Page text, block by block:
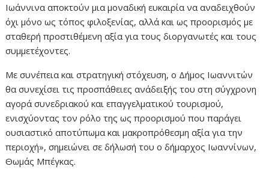
Ιωάννινα αποκτούν μια μοναδική ευκαιρία να αναδειχθούν
όχι μόνο ως τόπος φιλοξενίας, αλλά και ως προορισμός με
σταθερή προστιθέμενη αξία για τους διοργανωτές και τους
συμμετέχοντες.
Με συνέπεια και στρατηγική στόχευση, ο Δήμος Ιωαννιτών
θα συνεχίσει τις προσπάθειες ανάδειξής του στη σύγχρονη
αγορά συνεδριακού και επαγγελματικού τουρισμού,
ενισχύοντας τον ρόλο της ως προορισμού που παράγει
ουσιαστικό αποτύπωμα και μακροπρόθεσμη αξία για την
περιοχή», σημειώνει σε δήλωσή του ο δήμαρχος Ιωαννίνων,
Θωμάς Μπέγκας.